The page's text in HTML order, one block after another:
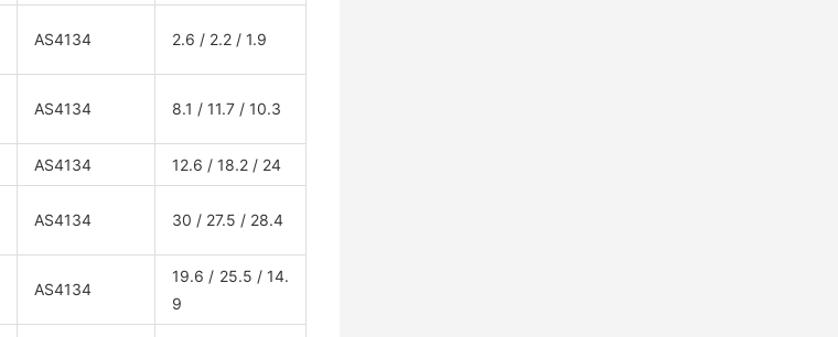
AS4134 2.6 / 2.2 / 1.9
AS4134 8.1 / 11.7 / 10.3
AS4134 12.6 / 18.2 / 24
AS4134 30 / 27.5 / 28.4
AS4134
19.6 / 25.5 / 14.
9